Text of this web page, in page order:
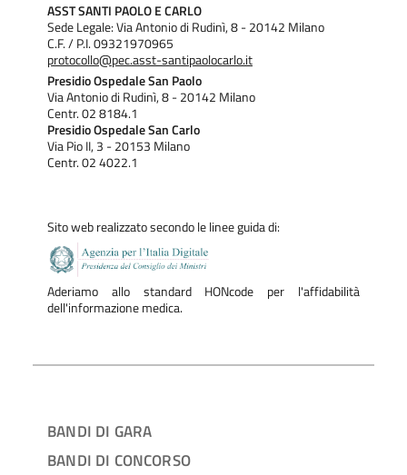
ASST SANTI PAOLO E CARLO
Sede Legale: Via Antonio di Rudinì, 8 - 20142 Milano
C.F. / P.I. 09321970965
protocollo@pec.asst-santipaolocarlo.it
Presidio Ospedale San Paolo
Via Antonio di Rudinì, 8 - 20142 Milano
Centr. 02 8184.1
Presidio Ospedale San Carlo
Via Pio II, 3 - 20153 Milano
Centr. 02 4022.1
Sito web realizzato secondo le linee guida di:
Aderiamo allo standard HONcode per l'affidabilità
dell'informazione medica.
BANDI DI GARA
BANDI DI CONCORSO